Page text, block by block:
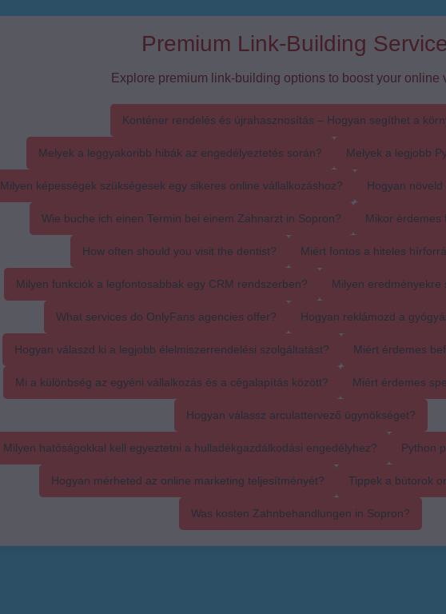
Premium Link-Building
Explore premium link-building options to boost your online
Konténer rendelés és újrahasznosítás – Hogyan segíthet a
Melyek a leggyakoribb hibák az engedélyeztetés során? Melyek a legjobb
Milyen képességek szükségesek egy sikeres online vállalkozáshoz? Hogyan
Wie buche ich einen Termin bei einem Zahnarzt in Sopron? Mikor érdemes
How often should you visit the dentist? Miért fontos a hiteles
Milyen funkciók a legfontosabbak egy CRM rendszerben? Milyen eredményekre
What services do OnlyFans agencies offer? Hogyan reklámozd a
Hogyan válaszd ki a legjobb élelmiszerrendelési szolgáltatást? Miért érdemes
Mi a különbség az egyéni vállalkozás és a cégalapítás között? Miért érdemes
Hogyan válassz arculattervező ügynökséget?
Milyen hatóságokkal kell egyeztetni a hulladékgazdálkodási engedélyhez? Python
Hogyan mérheted az online marketing teljesítményét? Tippek a bútorok
Was kosten Zahnbehandlungen in Sopron?